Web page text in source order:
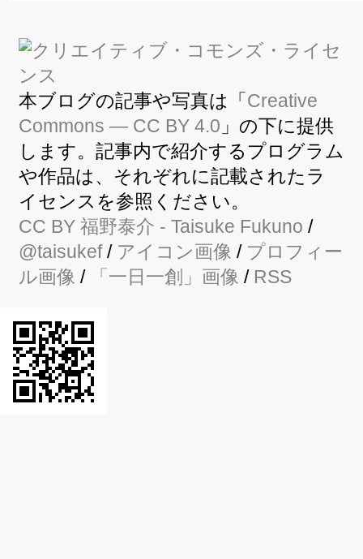
本ブログの記事や写真は「 Creative
Commons — CC BY 4.0 」の下に提供
します。記事内で紹介するプログラム
や作品は、それぞれに記載されたラ
イセンスを参照ください。
CC BY 福野泰介 - Taisuke Fukuno /
@taisukef/ アイコン画像 / プロフィー
ル画像 / 「一日一創」画像 / RSS